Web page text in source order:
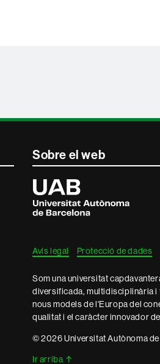
Sobre el web
Universitat
Autònoma
de
Barcelona
Avís legal Protecció de dades
Som una universitat
diversificada, multidisciplinària i
nous models de l'Europa del
qualitat i el caràcter innovador
© 2026 Universitat Autònoma
Ir arriba ↑